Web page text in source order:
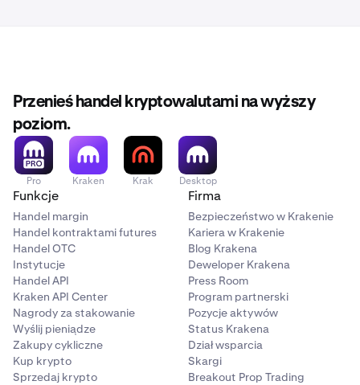
Przenieś handel kryptowalutami na wyższy
poziom.
Pro Kraken Krak Desktop
Funkcje
Handel margin
Handel kontraktami futures
Handel OTC
Instytucje
Handel API
Kraken API Center
Nagrody za stakowanie
Wyślij pieniądze
Zakupy cykliczne
Kup krypto
Sprzedaj krypto
Firma
Bezpieczeństwo w Krakenie
Kariera w Krakenie
Blog Krakena
Deweloper Krakena
Press Room
Program partnerski
Pozycje aktywów
Status Krakena
Dział wsparcia
Skargi
Breakout Prop Trading